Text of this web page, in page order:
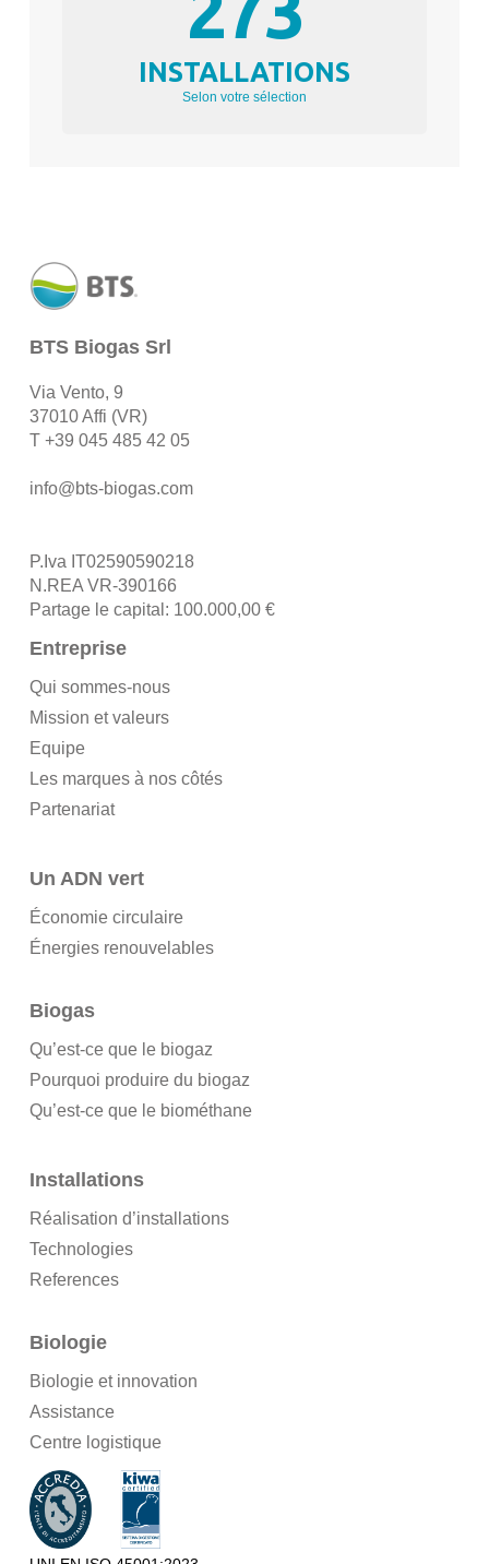
INSTALLATIONS
Selon votre sélection
BTS Biogas Srl
Via Vento, 9
37010 Affi (VR)
T +39 045 485 42 05
info@bts-biogas.com
P.Iva IT02590590218
N.REA VR-390166
Partage le capital: 100.000,00 €
Entreprise
Qui sommes-nous
Mission et valeurs
Equipe
Les marques à nos côtés
Partenariat
Un ADN vert
Économie circulaire
Énergies renouvelables
Biogas
Qu’est-ce que le biogaz
Pourquoi produire du biogaz
Qu’est-ce que le biométhane
Installations
Réalisation d’installations
Technologies
References
Biologie
Biologie et innovation
Assistance
Centre logistique